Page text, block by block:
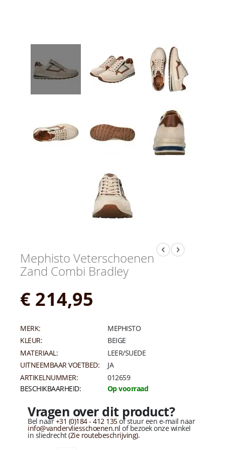
Mephisto Veterschoenen
Zand Combi Bradley
€ 214,95
MERK:
MEPHISTO
KLEUR:
BEIGE
MATERIAAL:
LEER/SUEDE
UITNEEMBAAR VOETBED:
JA
ARTIKELNUMMER:
012659
BESCHIKBAARHEID:
Op voorraad
Vragen over dit product?
Bel naar+31 (0)184 - 412 135of stuur een e-mail naar
info@vandervliesschoenen.nl of bezoek onze winkel
in sliedrecht(Zie routebeschrijving).